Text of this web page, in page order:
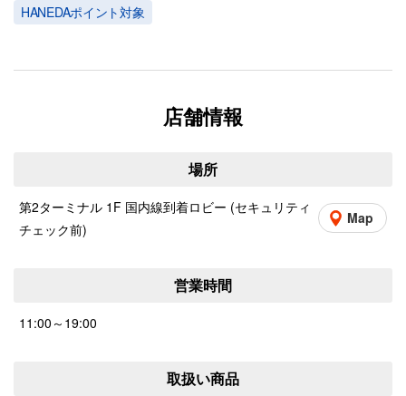
HANEDAポイント対象
店舗情報
場所
第2ターミナル 1F 国内線到着ロビー (セキュリティ
チェック前)
Map
営業時間
11:00～19:00
取扱い商品